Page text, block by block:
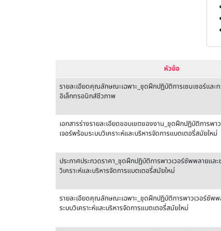
หัวข้อ
รายละเอียดคุณลักษณะเฉพาะ_ชุดฝึกปฏิบัติการเซนเซอร์และ
อิเล็กทรอนิกส์ชีวภาพ
เอกสารร่างรายละเอียดขอบเขตของงาน_ชุดฝึกปฏิบัติการพา
เจอร์พร้อมระบบวิเคราะห์และบริหารจัดการแบตเตอรี่สมัยใหม่
ประกาศประกวดราคา_ชุดฝึกปฏิบัติการพาวเวอร์ซัพพลายและ
วิเคราะห์และบริหารจัดการแบตเตอรี่สมัยใหม่
รายละเอียดคุณลักษณะเฉพาะ_ชุดฝึกปฏิบัติการพาวเวอร์ซัพพ
ระบบวิเคราะห์และบริหารจัดการแบตเตอรี่สมัยใหม่